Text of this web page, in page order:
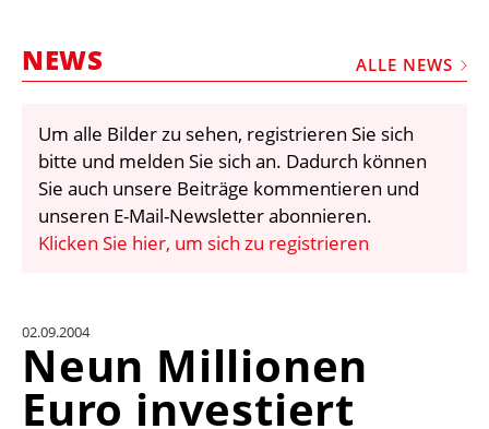
VIDEOS
BIBLIOTHEK
KRAN & BÜHNE
EINHEITENKONVERTER
KONTAKT
NEWS ALLE NEWS
Um alle Bilder zu sehen, registrieren Sie sich
bitte und melden Sie sich an. Dadurch können
Sie auch unsere Beiträge kommentieren und
unseren E-Mail-Newsletter abonnieren.
Klicken Sie hier, um sich zu registrieren
02.09.2004
Neun Millionen
Euro investiert